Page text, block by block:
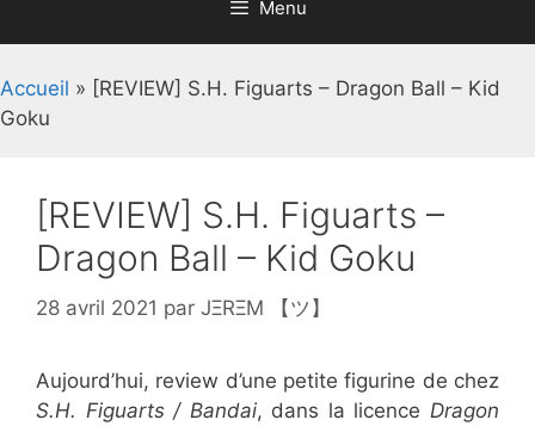
Menu
Accueil » [REVIEW] S.H. Figuarts – Dragon Ball – Kid
Goku
[REVIEW] S.H. Figuarts –
Dragon Ball – Kid Goku
28 avril 2021 par JΞRΞM 【ツ】
Aujourd’hui, review d’une petite figurine de chez
S.H. Figuarts / Bandai, dans la licence Dragon